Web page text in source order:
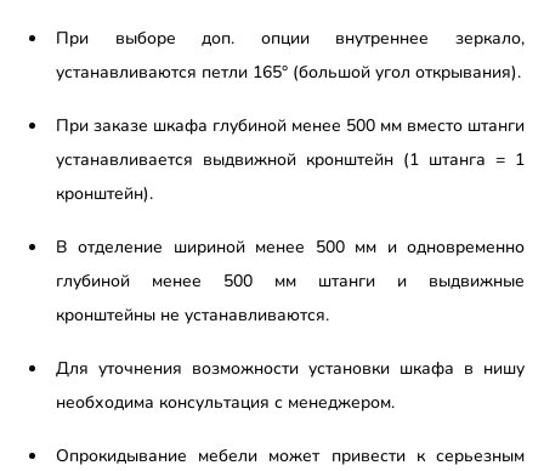
При выборе доп. опции внутреннее зеркало,
устанавливаются петли 165° (большой угол открывания).
При заказе шкафа глубиной менее 500 мм вместо штанги
устанавливается выдвижной кронштейн (1 штанга = 1
кронштейн).
В отделение шириной менее 500 мм и одновременно
глубиной менее 500 мм штанги и выдвижные
кронштейны не устанавливаются.
Для уточнения возможности установки шкафа в нишу
необходима консультация с менеджером.
Опрокидывание мебели может привести к серьезным